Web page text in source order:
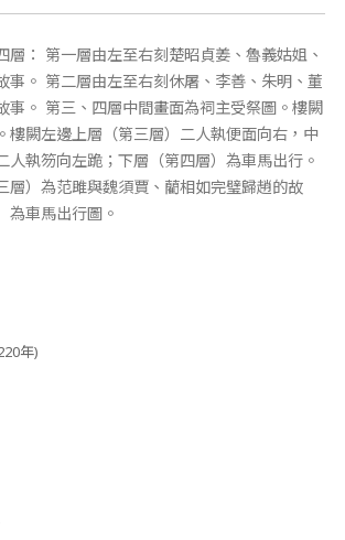
層： 第一層由左至右刻楚昭貞姜、魯義姑姐、
事。 第二層由左至右刻休屠、李善、朱明、董
事。 第三、四層中間畫面為祠主受祭圖。樓闕
樓闕左邊上層（第三層）二人執便面向右，中
人執笏向左跪；下層（第四層）為車馬出行。
層）為范雎與魏須賈、藺相如完璧歸趙的故
為車馬出行圖。
年)